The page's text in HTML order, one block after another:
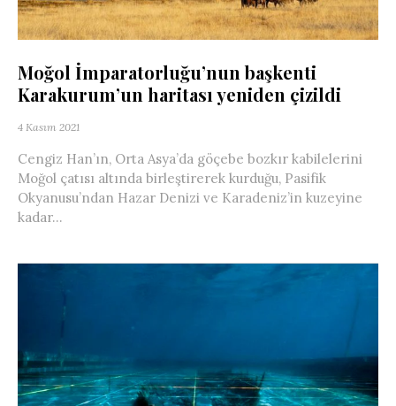
Moğol İmparatorluğu’nun başkenti
Karakurum’un haritası yeniden çizildi
4 Kasım 2021
Cengiz Han’ın, Orta Asya’da göçebe bozkır kabilelerini
Moğol çatısı altında birleştirerek kurduğu, Pasifik
Okyanusu’ndan Hazar Denizi ve Karadeniz’in kuzeyine
kadar...